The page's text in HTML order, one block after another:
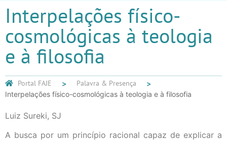
Interpelações físico-
cosmológicas à teologia
e à filosofia
Portal FAJE Palavra & Presença
Interpelações físico-cosmológicas à teologia e à filosofia
Luiz Sureki, SJ
A busca por um princípio racional capaz de explicar a